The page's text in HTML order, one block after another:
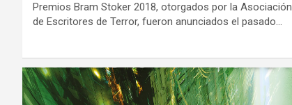
Premios Bram Stoker 2018, otorgados por la Asociación
de Escritores de Terror, fueron anunciados el pasado…